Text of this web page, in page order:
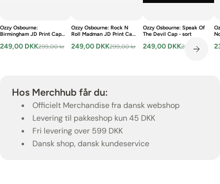
Ozzy Osbourne:
Birmingham JD Print Cap -
249,00 DKK299,00 kr
Ozzy Osbourne: Rock N
Roll Madman JD Print Cap
249,00 DKK299,00 kr
Ozzy Osbourne: Speak Of
The Devil Cap - sort
249,00 DKK299,00 kr
Hos Merchhub får du:
Officielt Merchandise fra dansk webshop
Levering til pakkeshop kun 45 DKK
Fri levering over 599 DKK
Dansk shop, dansk kundeservice